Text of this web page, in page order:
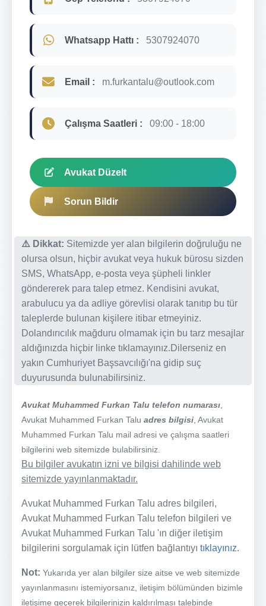
Whatsapp Hattı : 5307924070
Email : m.furkantalu@outlook.com
Çalışma Saatleri : 09:00 - 18:00
Avukat Düzelt
Sorun Bildir
⚠️ Dikkat: Sitemizde yer alan bilgilerin doğruluğu ne
olursa olsun, hiçbir avukat veya hukuk bürosu sizden
SMS, WhatsApp, e-posta veya şüpheli linkler
göndererek para talep etmez. Kendisini avukat,
arabulucu ya da adliye görevlisi olarak tanıtıp bu tür
taleplerde bulunan kişilere itibar etmeyiniz.
Dolandırıcılık mağduru olmamak için bu tarz mesajlar
aldığınızda hiçbir linke tıklamayınız.Dilerseniz en
yakın Cumhuriyet Başsavcılığı'na gidip suç
duyurusunda bulunabilirsiniz.
Avukat Muhammed Furkan Talu telefon numarası
Avukat Muhammed Furkan Talu adres bilgisi , Avukat
Muhammed Furkan Talu mail adresi ve çalışma saatleri
bilgilerini web sitemizde bulabilirsiniz.
Bu bilgiler avukatın izni ve bilgisi dahilinde web
sitemizde yayınlanmaktadır.
Avukat Muhammed Furkan Talu adres bilgileri,
Avukat Muhammed Furkan Talu telefon bilgileri ve
Avukat Muhammed Furkan Talu 'ın diğer iletişim
bilgilerini sorgulamak için lütfen bağlantıyı tıklayınız.
Not: Yukarıda yer alan bilgiler size aitse ve web sitemizde
yayınlanmasını istemiyorsanız, iletişim bölümünden bizimle
iletişime geçerek bilgilerinizin kaldırılması talebinde